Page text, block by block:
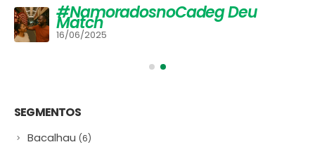
#NamoradosnoCadeg Deu
Match
16/06/2025
SEGMENTOS
Bacalhau (6)